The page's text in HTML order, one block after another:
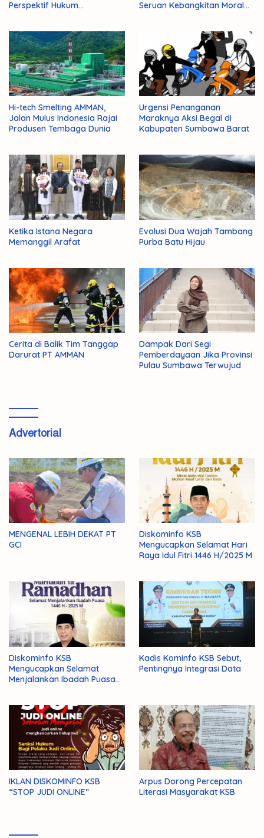
Perspektif Hukum
Seruan Kebangkitan Moral
Hi-tech Smelting AMMAN,
Jalan Mulus Indonesia Rajai
Produsen Tembaga Dunia
Urgensi Penanganan
Maraknya Aksi Begal di
Kabupaten Sumbawa Barat
Ketika Istana Negara
Memanggil Arafat
Evolusi Dua Wajah Tambang
Purba Batu Hijau
Cerita di Balik Tim Tanggap
Darurat PT AMMAN
Dampak Dari Segi
Pemberdayaan Jika Provinsi
Pulau Sumbawa Terwujud
Advertorial
MENGENAL LEBIH DEKAT PT
GCI
Diskominfo KSB
Mengucapkan Selamat Hari
Raya Idul Fitri 1446 H/2025 M
Diskominfo KSB
Mengucapkan Selamat
Menjalankan Ibadah Puasa
Kadis Kominfo KSB Sebut,
Pentingnya Integrasi Data
IKLAN DISKOMINFO KSB
“STOP JUDI ONLINE”
Arpus Dorong Percepatan
Literasi Masyarakat KSB